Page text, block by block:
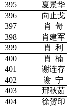
395
夏景华
396
向止戈
397 肖
哿
398
肖建军
399 肖
利
400 肖
楠
401
谢连存
402 谢 宁
403
邢秋茹
404
徐贺印